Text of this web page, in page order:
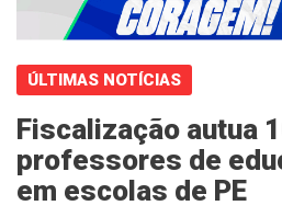
ÚLTIMAS NOTÍCIAS
Fiscalização autua
professores de
em escolas de PE